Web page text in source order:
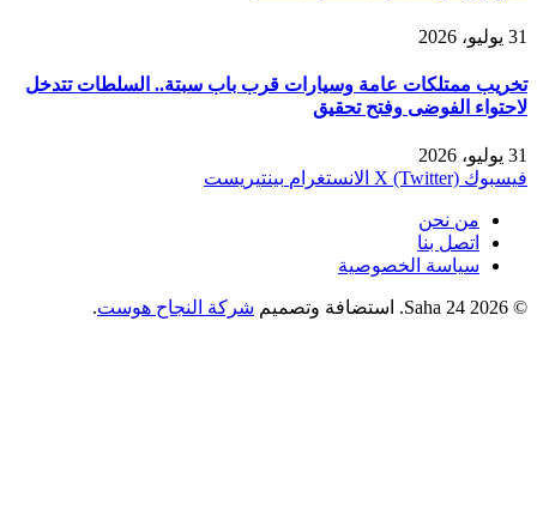
31 يوليو، 2026
تخريب ممتلكات عامة وسيارات قرب باب سبتة.. السلطات تتدخل
لاحتواء الفوضى وفتح تحقيق
31 يوليو، 2026
فيسبوك X (Twitter) الانستغرام بينتيريست
من نحن
اتصل بنا
سياسة الخصوصية
© 2026 Saha 24. استضافة وتصميم شركة النجاح هوست.